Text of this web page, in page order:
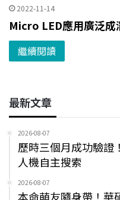
2022-11-14
Micro LED應用廣泛成
繼續閱讀
最新文章
2026-08-07
歷時三個月成功驗證
人機自主搜索
2026-08-07
本命萌友隨身帶！華